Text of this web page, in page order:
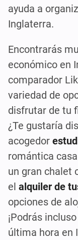
ayuda a
Inglaterra.
Encontrarás
económico en
comparador
variedad de
disfrutar de tu
¿Te gustaría
acogedor
romántica
un gran chalet
el alquiler de
opciones de
¡Podrás
última hora en